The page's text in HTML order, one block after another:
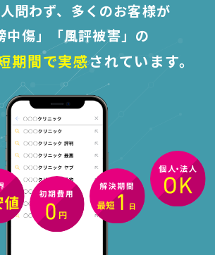
問わず、多くのお客様が
中傷」「風評被害」の
期間で実感されています。